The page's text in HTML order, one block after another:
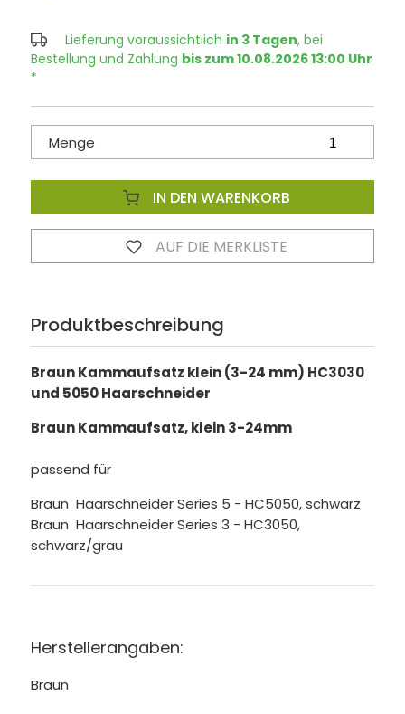
Lieferung voraussichtlich in 3 Tagen, bei
Bestellung und Zahlung bis zum 10.08.2026 13:00 Uhr
*
Menge
IN DEN WARENKORB
AUF DIE MERKLISTE
Produktbeschreibung
Braun Kammaufsatz klein (3-24 mm) HC3030
und 5050 Haarschneider
Braun Kammaufsatz, klein 3-24mm
passend für
Braun Haarschneider Series 5 - HC5050, schwarz
Braun Haarschneider Series 3 - HC3050,
schwarz/grau
Herstellerangaben:
Braun